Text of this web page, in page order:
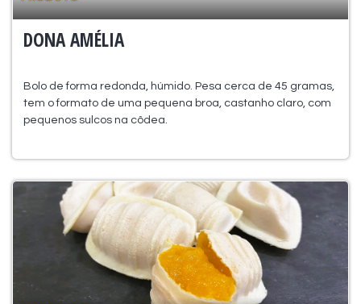
DONA AMÉLIA
Bolo de forma redonda, húmido. Pesa cerca de 45 gramas,
tem o formato de uma pequena broa, castanho claro, com
pequenos sulcos na côdea.